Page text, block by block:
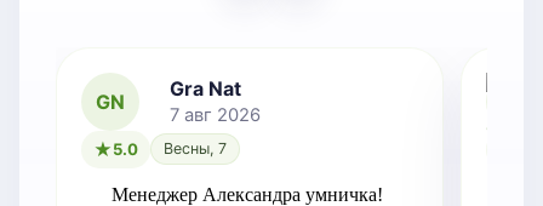
GN
Gra Nat
7 авг 2026
5.0 Весны, 7
Менеджер Александра умничка!